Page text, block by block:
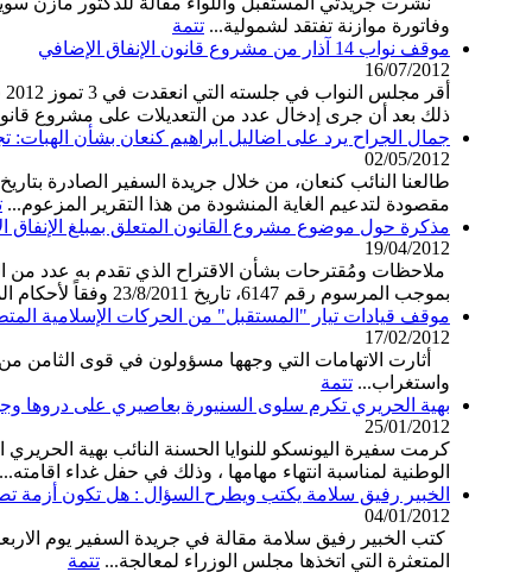
وفاتورة موازنة تفتقد لشمولية... تتمة
موقف نواب 14 آذار من مشروع قانون الإنفاق الإضافي
16/07/2012
ذلك بعد أن جرى إدخال عدد من التعديلات على مشروع
جمال الجراح يرد على اضاليل ابراهيم كنعان بشأن
02/05/2012
مقصودة لتدعيم الغاية المنشودة من هذا التقرير المزعوم...
مذكرة حول موضوع مشروع القانون المتعلق بمبلغ الإنفاق الإضافي
19/04/2012
ملاحظات ومُقترحات بشأن الاقتراح الذي تقدم به عدد
بموجب المرسوم رقم 6147، تاريخ 23/8/2011 وفقاً لأحكام المادة...
موقف قيادات تيار "المستقبل" من الحركات الإسلامية
17/02/2012
أثارت الاتهامات التي وجهها مسؤولون في قوى الثامن من
واستغراب... تتمة
بهية الحريري تكرم سلوى السنيورة بعاصيري على دروها
25/01/2012
كرمت سفيرة اليونسكو للنوايا الحسنة النائب بهية الحريري
الوطنية لمناسبة انتهاء مهامها ، وذلك في حفل غداء اقامته...
الخبير رفيق سلامة يكتب ويطرح السؤال : هل تكون أزمة
04/01/2012
المتعثرة التي اتخذها مجلس الوزراء لمعالجة... تتمة